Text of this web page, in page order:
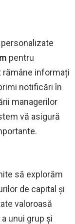
pentru
rămâne informați
notificări în
managerilor
vă asigură
să explorăm
de capital și
valoroasă
unui grup și